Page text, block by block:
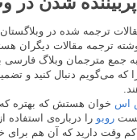
ترجمه شده در
ترجمه مقالات دیگران
جمع مترجمان وبلاگ فارسی
که می‌گویم دنبال کنید و
اس خوان هستش که بهتره
پست روبو را درباره‌ی استفاده
کم وقت دارید که آن هم